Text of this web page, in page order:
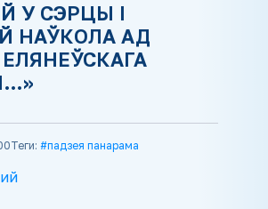
У СЭРЦЫ І
НАЎКОЛА АД
Теги: #падзея панарама